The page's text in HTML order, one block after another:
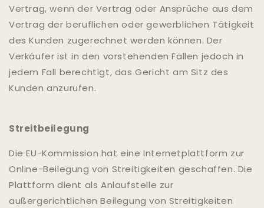
Vertrag, wenn der Vertrag oder Ansprüche aus dem
Vertrag der beruflichen oder gewerblichen Tätigkeit
des Kunden zugerechnet werden können. Der
Verkäufer ist in den vorstehenden Fällen jedoch in
jedem Fall berechtigt, das Gericht am Sitz des
Kunden anzurufen.
Streitbeilegung
Die EU-Kommission hat eine Internetplattform zur
Online-Beilegung von Streitigkeiten geschaffen. Die
Plattform dient als Anlaufstelle zur
außergerichtlichen Beilegung von Streitigkeiten